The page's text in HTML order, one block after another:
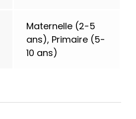
Maternelle (2-5
ans), Primaire (5-
10 ans)